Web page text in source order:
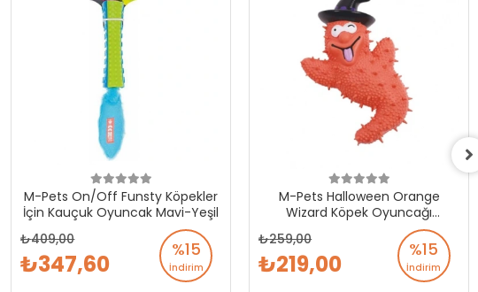
M-Pets On/Off Funsty Köpekler
İçin Kauçuk Oyuncak Mavi-Yeşil
%15
İndirim
409,00
347,60
M-Pets Halloween Orange
Wizard Köpek Oyuncağı
%15
İndirim
259,00
219,00